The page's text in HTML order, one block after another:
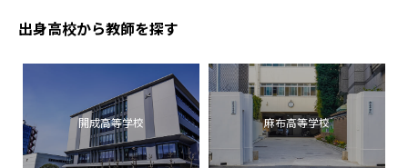
出身高校から教師を探す
開成高等学校 麻布高等学校